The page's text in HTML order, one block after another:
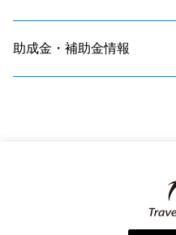
助成金・補助金情報